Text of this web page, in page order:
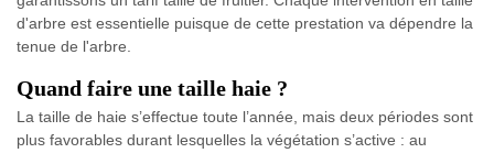
d'arbre est essentielle puisque de cette prestation va dépendre la
tenue de l'arbre.
Quand faire une taille haie ?
La taille de haie s’effectue toute l’année, mais deux périodes sont
plus favorables durant lesquelles la végétation s’active : au